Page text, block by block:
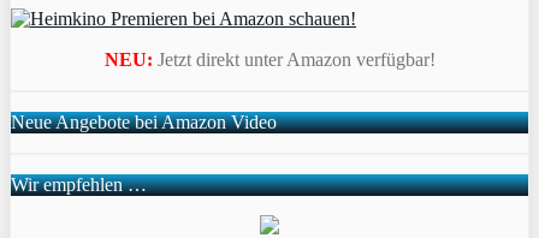
NEU: Jetzt direkt unter Amazon verfügbar!
Neue Angebote bei Amazon Video
Wir empfehlen …